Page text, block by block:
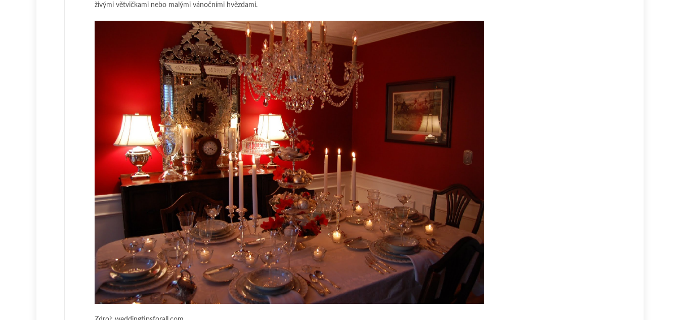
živými větvičkami nebo malými vánočními hvězdami.